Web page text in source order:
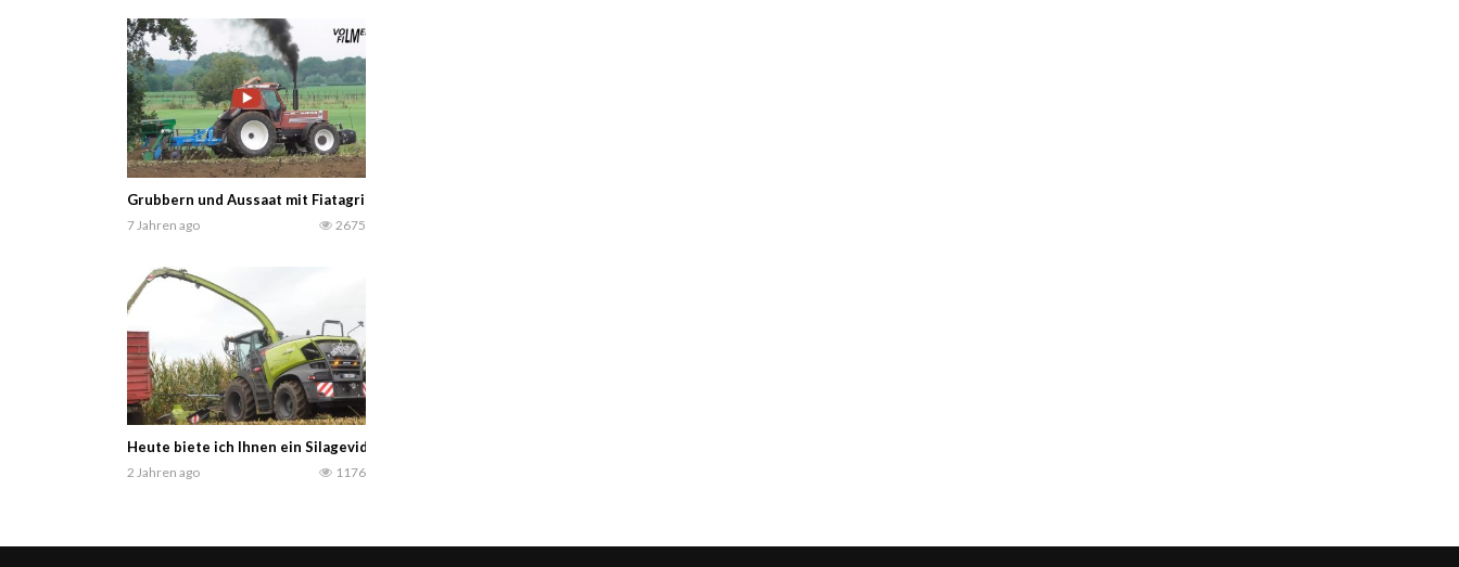
Grubbern und Aussaat mit Fiatagri 160-90 — Fiatagri 160-90 — VolmerFilm
7 Jahren ago 2675
Heute biete ich Ihnen ein Silagevideo mit dem CLAAS JAGUAR 950 DEMO TOUR FRANCE an – Nathan Agri22
2 Jahren ago 1176